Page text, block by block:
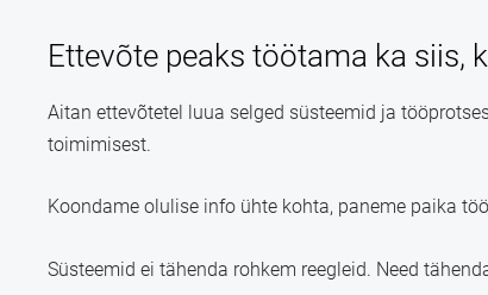
Ettevõte peaks töötama ka siis,
Aitan ettevõtetel luua selged süsteemid ja
toimimisest.
Koondame olulise info ühte kohta, paneme paika
Süsteemid ei tähenda rohkem reegleid. Need